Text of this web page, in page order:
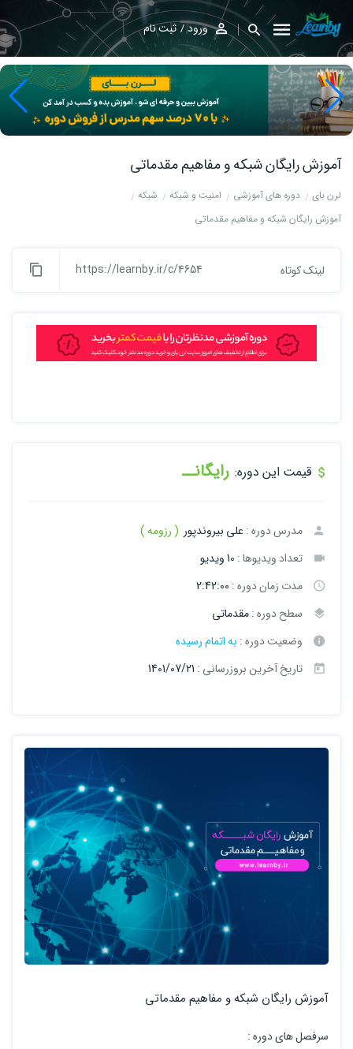
ورود ثبت نام
آموزش رایگان شبکه و مفاهیم مقدماتی
لرن بای دوره های آموزشی امنیت و شبکه
شبکه
آموزش رایگان شبکه و مفاهیم مقدماتی
لینک کوتاه https://learnby.ir/c/4654
قیمت این دوره: رایگانــ
مدرس دوره : علی بیروندپور ( رزومه )
تعداد ویدیوها : 10 ویدیو
مدت زمان دوره : 2:42:00
سطح دوره :مقدماتی
وضعیت دوره : به اتمام رسیده
تاریخ آخرین بروزرسانی : 1401/07/21
آموزش رایگان شبکه و مفاهیم مقدماتی
سرفصل های دوره :